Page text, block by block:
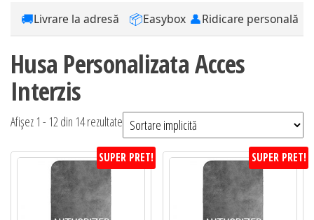
🚚Livrare la adresă 📦Easybox 👤Ridicare personală
Husa Personalizata Acces
Interzis
Afișez 1 - 12 din 14 rezultate
SUPER PRET! SUPER PRET!